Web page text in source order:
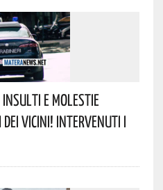
Insulti E Molestie
Vicini! Intervenuti I